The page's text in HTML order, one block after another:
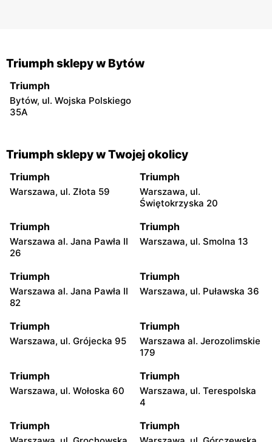
Triumph sklepy w Bytów
Triumph
Bytów, ul. Wojska Polskiego
35A
Triumph sklepy w Twojej okolicy
Triumph
Warszawa, ul. Złota 59
Triumph
Warszawa, ul.
Świętokrzyska 20
Triumph
Warszawa al. Jana Pawła II
26
Triumph
Warszawa, ul. Smolna 13
Triumph
Warszawa al. Jana Pawła II
82
Triumph
Warszawa, ul. Puławska 36
Triumph
Warszawa, ul. Grójecka 95
Triumph
Warszawa al. Jerozolimskie
179
Triumph
Warszawa, ul. Wołoska 60
Triumph
Warszawa, ul. Terespolska
4
Triumph Triumph